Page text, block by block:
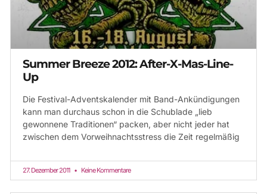
Summer Breeze 2012: After-X-Mas-Line-
Up
Die Festival-Adventskalender mit Band-Ankündigungen
kann man durchaus schon in die Schublade „lieb
gewonnene Traditionen“ packen, aber nicht jeder hat
zwischen dem Vorweihnachtsstress die Zeit regelmäßig
27. Dezember 2011 Keine Kommentare